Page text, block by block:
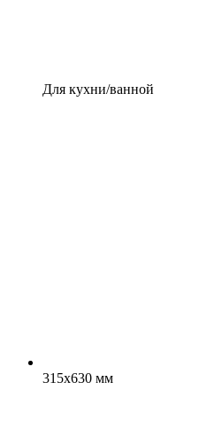
Для кухни/ванной
315x630 мм